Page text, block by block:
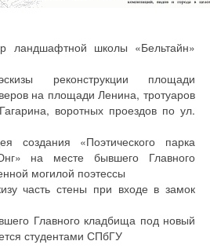
ландшафтной школы «Бельтайн»
реконструкции площади
на площади Ленина, тротуаров
воротных проездов по ул.
создания «Поэтического парка
на месте бывшего Главного
могилой поэтессы
часть стены при входе в замок
Главного кладбища под новый
студентами СПбГУ